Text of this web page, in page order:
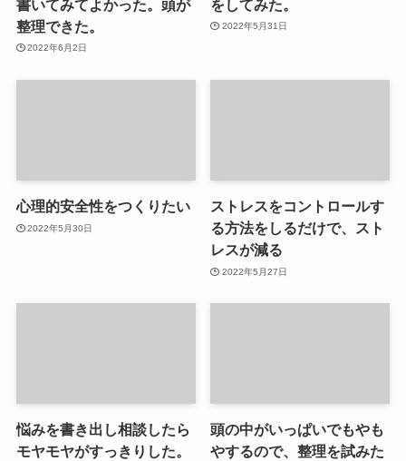
書いてみてよかった。頭が
整理できた。
2022年6月2日
をしてみた。
2022年5月31日
心理的安全性をつくりたい
2022年5月30日
ストレスをコントロールす
る方法をしるだけで、スト
レスが減る
2022年5月27日
悩みを書き出し相談したら
モヤモヤがすっきりした。
頭の中がいっぱいでもやも
やするので、整理を試みた